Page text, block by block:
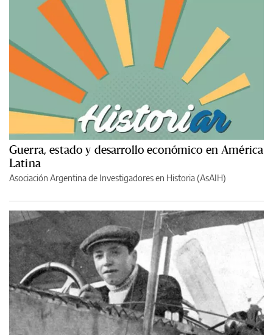
Guerra, estado y desarrollo económico en América
Latina
Asociación Argentina de Investigadores en Historia (AsAIH)